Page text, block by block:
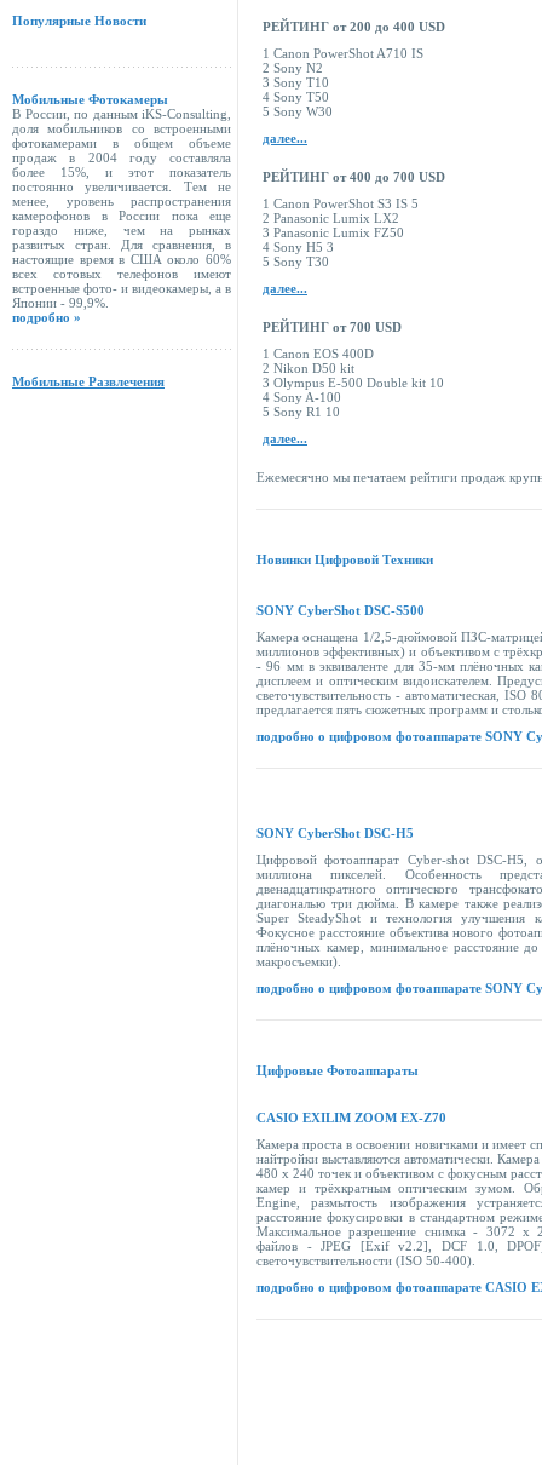
Популярные Новости
Мобильные Фотокамеры
В России, по данным iKS-Consulting,
доля мобильников со встроенными
фотокамерами в общем объеме
продаж в 2004 году составляла
более 15%, и этот показатель
постоянно увеличивается. Тем не
менее, уровень распространения
камерофонов в России пока еще
гораздо ниже, чем на рынках
развитых стран. Для сравнения, в
настоящие время в США около 60%
всех сотовых телефонов имеют
встроенные фото- и видеокамеры, а в
Японии - 99,9%.
подробно »
Мобильные Развлечения
РЕЙТИНГ от 200 до 400 USD
1 Canon PowerShot A710 IS
2 Sony N2
3 Sony T10
4 Sony T50
5 Sony W30
далее...
РЕЙТИНГ от 400 до 700 USD
1 Canon PowerShot S3 IS 5
2 Panasonic Lumix LX2
3 Panasonic Lumix FZ50
4 Sony H5 3
5 Sony T30
далее...
РЕЙТИНГ от 700 USD
1 Canon EOS 400D
2 Nikon D50 kit
3 Olympus E-500 Double kit 10
4 Sony A-100
5 Sony R1 10
далее...
Ежемесячно мы печатаем рейтиги продаж
Новинки Цифровой Техники
SONY CyberShot DSC-S500
Камера оснащена 1/2,5-дюймовой ПЗС-
миллионов эффективных) и объективом с
- 96 мм в эквиваленте для 35-мм плёночных
дисплеем и оптическим видоискателем.
светочувствительность - автоматическая,
предлагается пять сюжетных программ и
подробно о цифровом фотоаппарате SONY
SONY CyberShot DSC-H5
Цифровой фотоаппарат Cyber-shot DSC-
миллиона пикселей. Особенность
двенадцатикратного оптического
диагональю три дюйма. В камере также
Super SteadyShot и технология улучшения
Фокусное расстояние объектива нового
плёночных камер, минимальное расстояние
макросъемки).
подробно о цифровом фотоаппарате SONY
Цифровые Фотоаппараты
CASIO EXILIM ZOOM EX-Z70
Камера проста в освоении новичками и имеет
найтройки выставляются автоматически.
480 x 240 точек и объективом с фокусным
камер и трёхкратным оптическим зумом.
Engine, размытость изображения
расстояние фокусировки в стандартном
Максимальное разрешение снимка - 3072 x
файлов - JPEG [Exif v2.2], DCF 1.0, DPOF),
светочувствительности (ISO 50-400).
подробно о цифровом фотоаппарате CASIO